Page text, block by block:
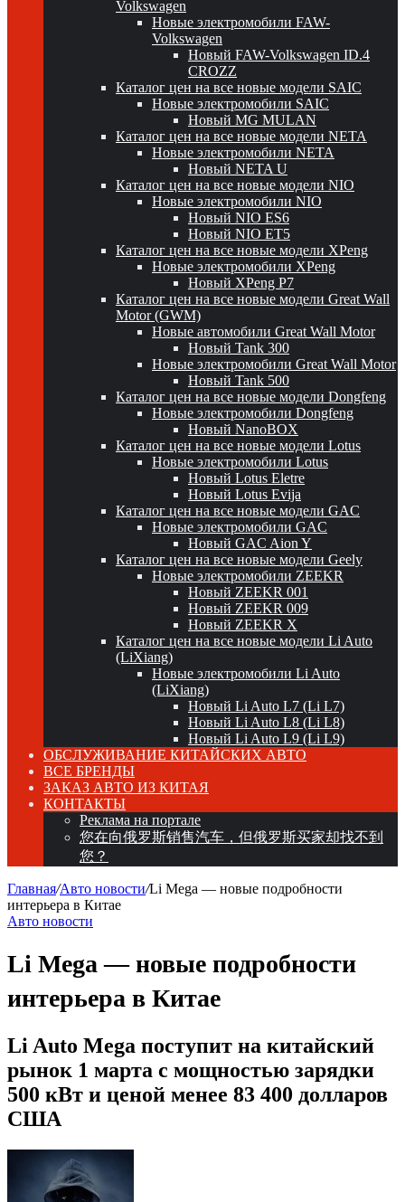
Volkswagen
Новые электромобили FAW-
Volkswagen
Новый FAW-Volkswagen ID.4
CROZZ
Каталог цен на все новые модели SAIC
Новые электромобили SAIC
Новый MG MULAN
Каталог цен на все новые модели NETA
Новые электромобили NETA
Новый NETA U
Каталог цен на все новые модели NIO
Новые электромобили NIO
Новый NIO ES6
Новый NIO ET5
Каталог цен на все новые модели XPeng
Новые электромобили XPeng
Новый XPeng P7
Каталог цен на все новые модели Great Wall
Motor (GWM)
Новые автомобили Great Wall Motor
Новый Tank 300
Новые электромобили Great Wall Motor
Новый Tank 500
Каталог цен на все новые модели Dongfeng
Новые электромобили Dongfeng
Новый NanoBOX
Каталог цен на все новые модели Lotus
Новые электромобили Lotus
Новый Lotus Eletre
Новый Lotus Evija
Каталог цен на все новые модели GAC
Новые электромобили GAC
Новый GAC Aion Y
Каталог цен на все новые модели Geely
Новые электромобили ZEEKR
Новый ZEEKR 001
Новый ZEEKR 009
Новый ZEEKR X
Каталог цен на все новые модели Li Auto
(LiXiang)
Новые электромобили Li Auto
(LiXiang)
Новый Li Auto L7 (Li L7)
Новый Li Auto L8 (Li L8)
Новый Li Auto L9 (Li L9)
ОБСЛУЖИВАНИЕ КИТАЙСКИХ АВТО
ВСЕ БРЕНДЫ
ЗАКАЗ АВТО ИЗ КИТАЯ
КОНТАКТЫ
Реклама на портале
您在向俄罗斯销售汽车，但俄罗斯买家却找不到
您？
Главная/Авто новости/Li Mega — новые подробности
интерьера в Китае
Авто новости
Li Mega — новые подробности
интерьера в Китае
Li Auto Mega поступит на китайский
рынок 1 марта с мощностью зарядки
500 кВт и ценой менее 83 400 долларов
США